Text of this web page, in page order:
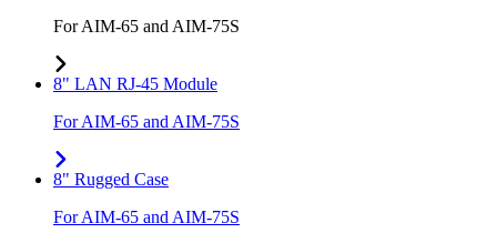
For AIM-65 and AIM-75S
8" LAN RJ-45 Module
For AIM-65 and AIM-75S
8" Rugged Case
For AIM-65 and AIM-75S